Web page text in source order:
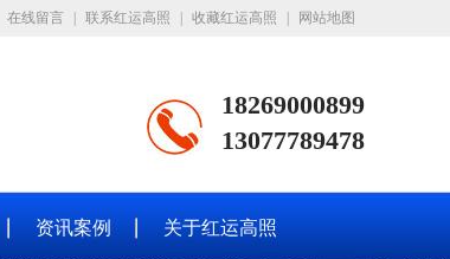
在线留言 联系红运高照 收藏红运高照 网站地图
18269000899
13077789478
资讯案例 关于红运高照